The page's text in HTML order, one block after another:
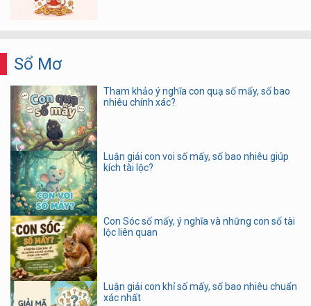
Sổ Mơ
Tham khảo ý nghĩa con quạ số mấy, số bao
nhiêu chính xác?
Luận giải con voi số mấy, số bao nhiêu giúp
kích tài lộc?
Con Sóc số mấy, ý nghĩa và những con số tài
lộc liên quan
Luận giải con khỉ số mấy, số bao nhiêu chuẩn
xác nhất